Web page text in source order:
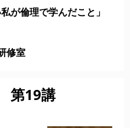
が倫理で学んだこと」
修室
第19講